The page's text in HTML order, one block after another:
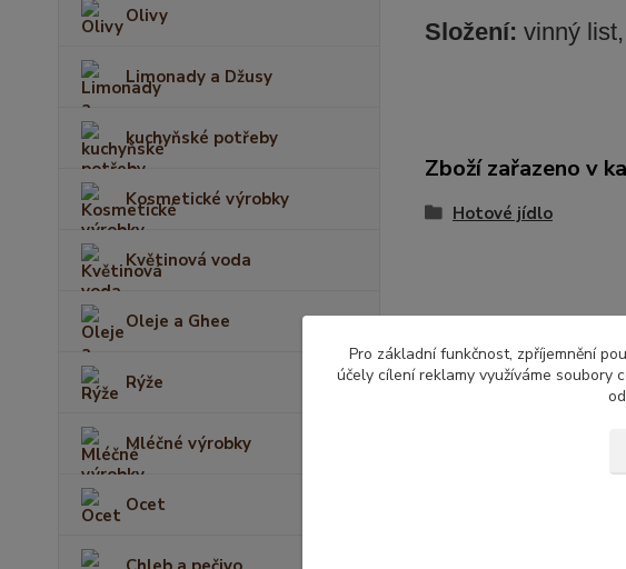
Olivy
Limonady a Džusy
kuchyňské potřeby
Kosmetické výrobky
Květinová voda
Oleje a Ghee
Rýže
Mléčné výrobky
Ocet
Složení: vinný
Zboží zařazeno v
Hotové jídlo
Pro základní funkčnost, zpříjemnění
účely cílení reklamy využíváme soubory